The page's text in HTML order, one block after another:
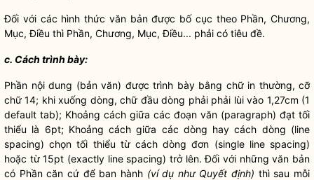
Đối với các hình thức văn bảnđược bố cục theo Phần, Chương,
Mục, Điều thì Phần, Chương, Mục, Điều... phải có tiêu đề.
c. Cách trình bày:
Phần nội dung (bản văn) được trình bày bằng chữ in thường, cỡ
chữ 14; khi xuống dòng, chữ đầu dòng phải phải lùi vào 1,27cm (1
default tab); Khoảng cách giữa các đoạn văn (paragraph) đạt tối
thiểu là 6pt; Khoảng cách giữa các dòng hay cách dòng (line
spacing) chọn tối thiểu từ cách dòng đơn (single line spacing)
hoặc từ 15pt (exactly line spacing) trở lên. Đối với những văn bản
có Phần căn cứ để ban hành (ví dụ như Quyết định) thì sau mỗi